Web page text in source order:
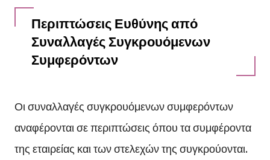
Περιπτώσεις Ευθύνης από
Συναλλαγές Συγκρουόμενων
Συμφερόντων
Οι συναλλαγές συγκρουόμενων συμφερόντων
αναφέρονται σε περιπτώσεις όπου τα συμφέροντα
της εταιρείας και των στελεχών της συγκρούονται.